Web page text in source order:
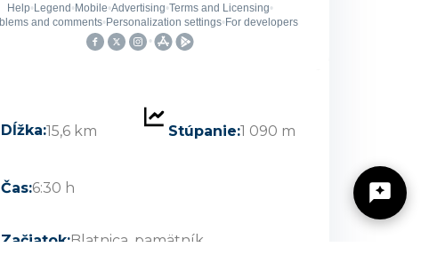
Dĺžka:15,6 km Stúpanie:1 090 m
Čas:6:30 h
Začiatok:Blatnica, pamätník